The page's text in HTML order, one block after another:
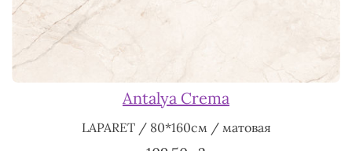
Antalya Crema
LAPARET / 80*160см / матовая